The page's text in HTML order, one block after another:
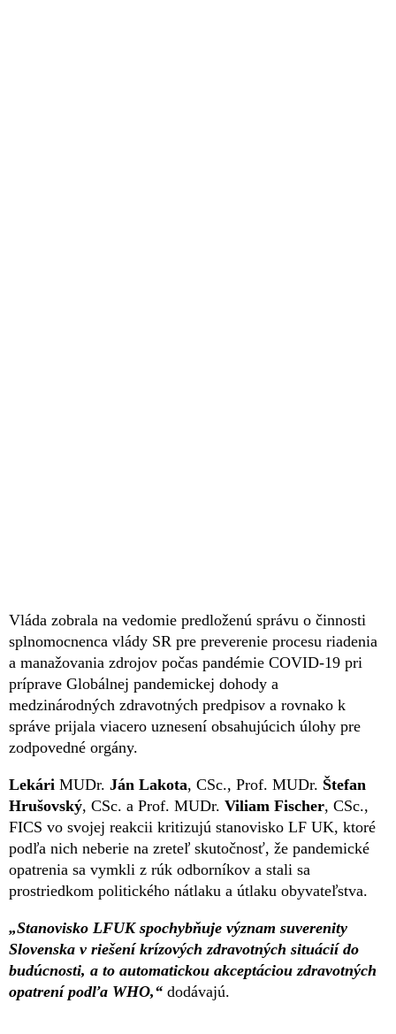
Vláda zobrala na vedomie predloženú správu o činnosti
splnomocnenca vlády SR pre preverenie procesu riadenia
a manažovania zdrojov počas pandémie COVID-19 pri
príprave Globálnej pandemickej dohody a
medzinárodných zdravotných predpisov a rovnako k
správe prijala viacero uznesení obsahujúcich úlohy pre
zodpovedné orgány.
Lekári MUDr. Ján Lakota, CSc., Prof. MUDr. Štefan
Hrušovský, CSc. a Prof. MUDr. Viliam Fischer, CSc.,
FICS vo svojej reakcii kritizujú stanovisko LF UK, ktoré
podľa nich neberie na zreteľ skutočnosť, že pandemické
opatrenia sa vymkli z rúk odborníkov a stali sa
prostriedkom politického nátlaku a útlaku obyvateľstva.
„Stanovisko LFUK spochybňuje význam suverenity
Slovenska v riešení krízových zdravotných situácií do
budúcnosti, a to automatickou akceptáciou zdravotných
opatrení podľa WHO­,“ dodávajú.